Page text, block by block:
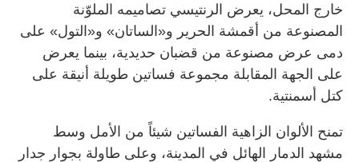
خارج المحل، يعرض الرنتيسي تصاميمه الملوّنة
المصنوعة من أقمشة الحرير و«الساتان» و«التول» على
دمى عرض مصنوعة من قضبان حديدية، بينما يعرض
على الجهة المقابلة مجموعة فساتين طويلة أنيقة على
كتل أسمنتية.
تمنح الألوان الزاهية الفساتين شيئاً من الأمل وسط
مشهد الدمار الهائل في المدينة، وعلى طاولة بجوار جدار